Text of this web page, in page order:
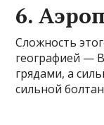
6.
Сложность
географией —
грядами, а
сильной